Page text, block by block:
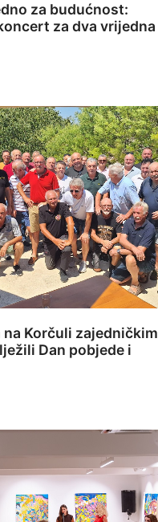
za budućnost:
za dva vrijedna
na Korčuli zajedničkim
Dan pobjede i